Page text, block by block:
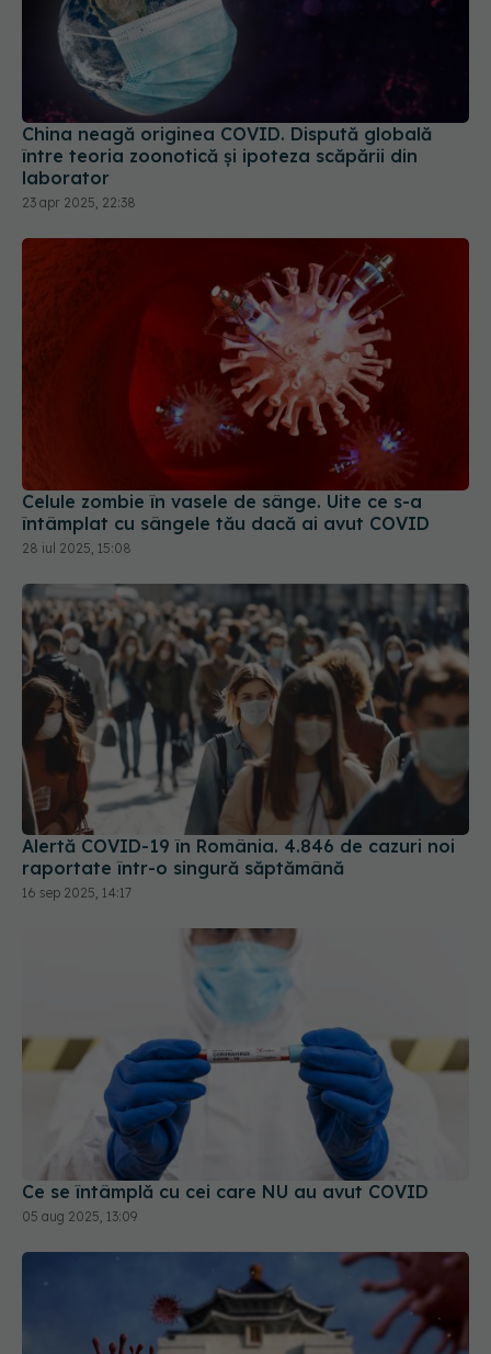
China neagă originea COVID. Dispută globală
între teoria zoonotică și ipoteza scăpării din
laborator
23 apr 2025, 22:38
Celule zombie în vasele de sânge. Uite ce s-a
întâmplat cu sângele tău dacă ai avut COVID
28 iul 2025, 15:08
Alertă COVID-19 în România. 4.846 de cazuri noi
raportate într-o singură săptămână
16 sep 2025, 14:17
Ce se întâmplă cu cei care NU au avut COVID
05 aug 2025, 13:09